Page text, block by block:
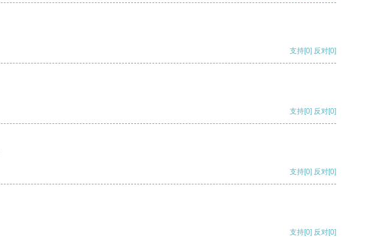
支持[0] 反对[0]
支持[0] 反对[0]
支持[0] 反对[0]
支持[0] 反对[0]